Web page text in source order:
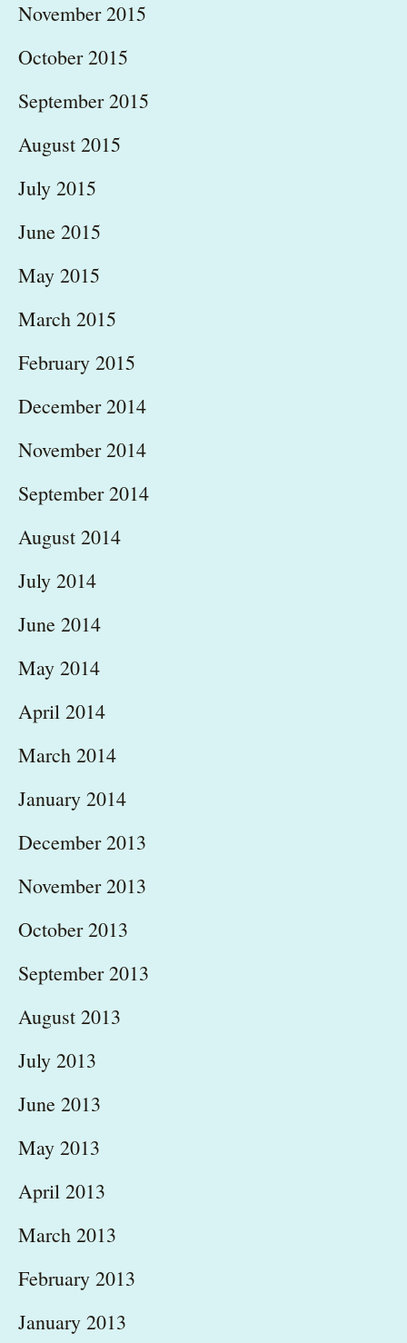
November 2015
October 2015
September 2015
August 2015
July 2015
June 2015
May 2015
March 2015
February 2015
December 2014
November 2014
September 2014
August 2014
July 2014
June 2014
May 2014
April 2014
March 2014
January 2014
December 2013
November 2013
October 2013
September 2013
August 2013
July 2013
June 2013
May 2013
April 2013
March 2013
February 2013
January 2013